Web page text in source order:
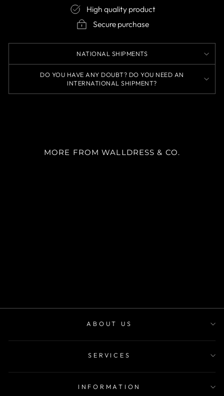
High quality product
Secure purchase
NATIONAL SHIPMENTS
DO YOU HAVE ANY DOUBT? DO YOU NEED AN
INTERNATIONAL SHIPMENT?
MORE FROM WALLDRESS & CO.
ABOUT US
SERVICES
INFORMATION